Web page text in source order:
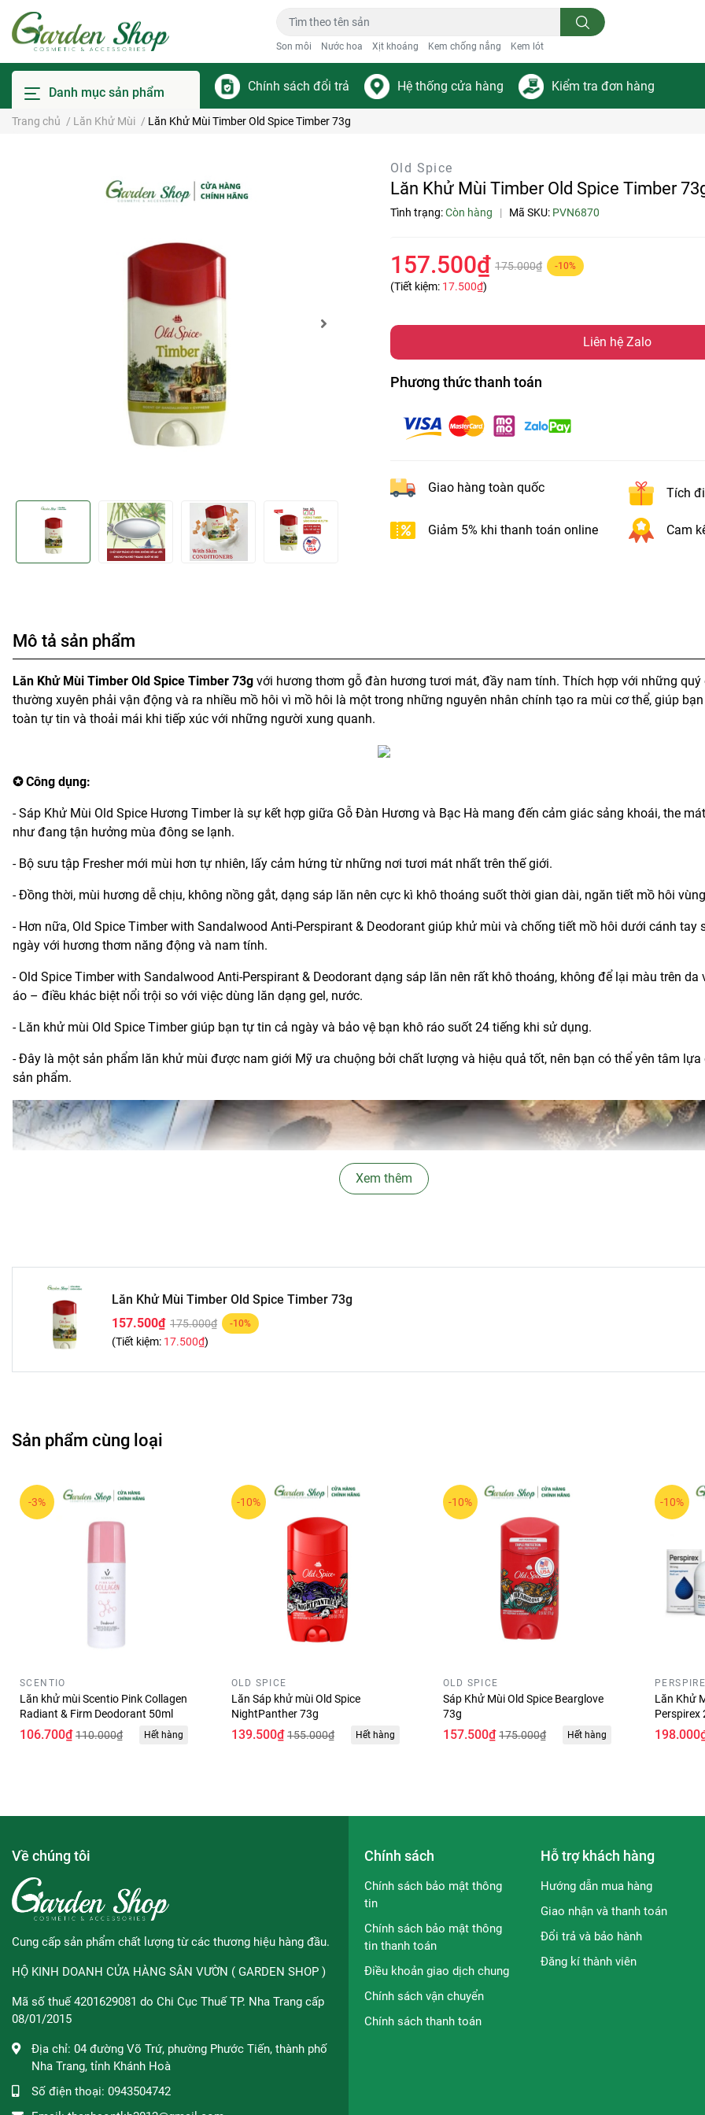
Son môi Nước hoa Xịt khoáng Kem chống nắng Kem lót
Danh mục sản phẩm Chính sách đổi trả Hệ thống cửa hàng Kiểm tra đơn hàng
Trang chủ / Lăn Khử Mùi / Lăn Khử Mùi Timber Old Spice Timber 73g
Old Spice
Lăn Khử Mùi Timber Old Spice Timber
Tình trạng:Còn hàng | Mã SKU: PVN6870
157.500₫ 175.000₫ -10%
(Tiết kiệm: 17.500₫)
Liên hệ Zalo
Phương thức thanh toán
Giao hàng toàn quốc Tích
Giảm 5% khi thanh toán online Cam
Mô tả sản phẩm
Lăn Khử Mùi Timber Old Spice Timber 73g với hương thơm gỗ đàn hương tươi mát, đầy nam tính. Thích hợp với những quý
thường xuyên phải vận động và ra nhiều mồ hôi vì mồ hôi là một trong những nguyên nhân chính tạo ra mùi cơ thể, giúp
toàn tự tin và thoải mái khi tiếp xúc với những người xung quanh.
✪ Công dụng:
- Sáp Khử Mùi Old Spice Hương Timber là sự kết hợp giữa Gỗ Đàn Hương và Bạc Hà mang đến cảm giác sảng khoái, the
như đang tận hưởng mùa đông se lạnh.
- Bộ sưu tập Fresher mới mùi hơn tự nhiên, lấy cảm hứng từ những nơi tươi mát nhất trên thế giới.
- Đồng thời, mùi hương dễ chịu, không nồng gắt, dạng sáp lăn nên cực kì khô thoáng suốt thời gian dài, ngăn tiết mồ hôi
- Hơn nữa, Old Spice Timber with Sandalwood Anti-Perspirant & Deodorant giúp khử mùi và chống tiết mồ hôi dưới cánh tay
ngày với hương thơm năng động và nam tính.
- Old Spice Timber with Sandalwood Anti-Perspirant & Deodorant dạng sáp lăn nên rất khô thoáng, không để lại màu trên da
áo – điều khác biệt nổi trội so với việc dùng lăn dạng gel, nước.
- Lăn khử mùi Old Spice Timber giúp bạn tự tin cả ngày và bảo vệ bạn khô ráo suốt 24 tiếng khi sử dụng.
- Đây là một sản phẩm lăn khử mùi được nam giới Mỹ ưa chuộng bởi chất lượng và hiệu quả tốt, nên bạn có thể yên tâm lựa
sản phẩm.
✪ Thành phần:
- Thành phần đầy đủ: Aluminum Zirconium Tetrachlorohydrex Gly 15% (Anhydrous), Cyclopentasiloxane, Stearyl Alcohol,
PPG-14 Butyl Ether, Hydrogenated Castor Oil, Petrolatum, Fragrance, Talc, Cyclodextrin, Ozokerite, C20-40 Pareth-10,
Wood (Sandalwood) Oil, Behenyl Alcohol.
- Lăn khử mùi Old Spice có công thức dịu nhẹ, không chứa cồn hay hóa chất độc hại gây kích ứng da.
✪ Đối tượng sử dụng:
- Sáp Khử Mùi Old Spice Timber dành cho nam, phù hợp với mọi loại da.
Xem thêm
Lăn Khử Mùi Timber Old Spice Timber 73g
157.500₫ 175.000₫ -10%
(Tiết kiệm: 17.500₫)
Sản phẩm cùng loại
-3%
SCENTIO
Lăn khử mùi Scentio Pink Collagen
Radiant & Firm Deodorant 50ml
106.700₫ 110.000₫ Hết hàng
-10%
OLD SPICE
Lăn Sáp khử mùi Old Spice
NightPanther 73g
139.500₫ 155.000₫ Hết hàng
-10%
OLD SPICE
Sáp Khử Mùi Old Spice Bearglove
73g
157.500₫ 175.000₫ Hết hàng
-10%
Lăn Khử
Perspirex
Về chúng tôi
Cung cấp sản phẩm chất lượng từ các thương hiệu hàng đầu.
HỘ KINH DOANH CỬA HÀNG SÂN VƯỜN ( GARDEN SHOP )
Mã số thuế 4201629081 do Chi Cục Thuế TP. Nha Trang cấp
08/01/2015
Địa chỉ: 04 đường Võ Trứ, phường Phước Tiến, thành phố
Nha Trang, tỉnh Khánh Hoà
Số điện thoại: 0943504742
Chính sách
Chính sách bảo mật thông
tin
Chính sách bảo mật thông
tin thanh toán
Điều khoản giao dịch chung
Chính sách vận chuyển
Chính sách thanh toán
Hỗ trợ khách hàng
Hướng dẫn mua hàng
Giao nhận và thanh toán
Đổi trả và bảo hành
Đăng kí thành viên